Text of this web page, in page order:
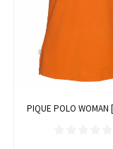
PIQUE POLO WOMAN